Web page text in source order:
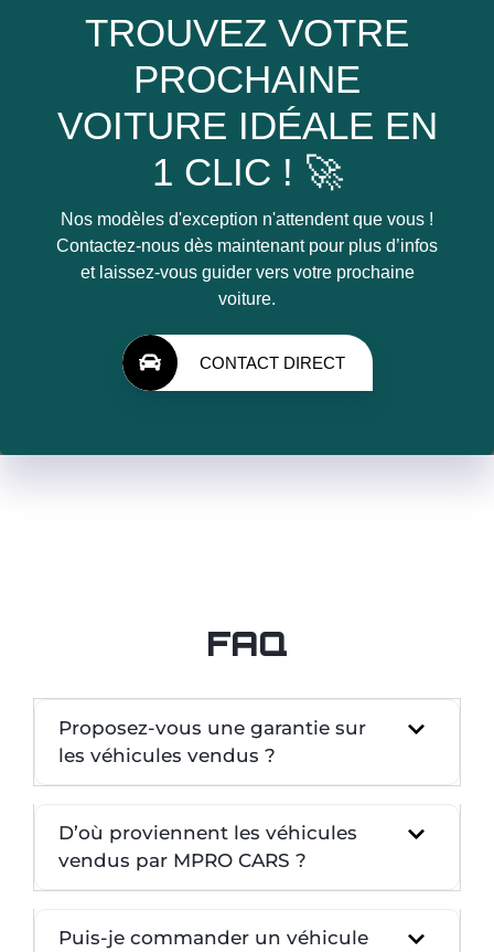
TROUVEZ VOTRE
PROCHAINE
VOITURE IDÉALE EN
1 CLIC ! 🚀
Nos modèles d'exception n'attendent que vous !
Contactez-nous dès maintenant pour plus d’infos
et laissez-vous guider vers votre prochaine
voiture.
CONTACT DIRECT
FAQ
Proposez-vous une garantie sur
les véhicules vendus ?
D’où proviennent les véhicules
vendus par MPRO CARS ?
Puis-je commander un véhicule